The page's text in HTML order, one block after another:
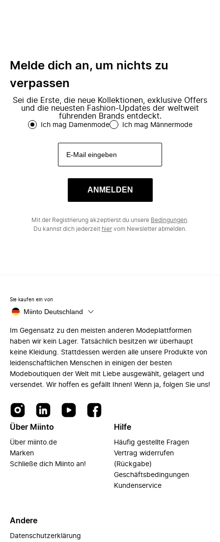
Melde dich an, um nichts zu
verpassen
Sei die Erste, die neue Kollektionen, exklusive Offers
und die neuesten Fashion-Updates der weltweit
führenden Brands entdeckt.
Ich mag Damenmode Ich mag Männermode
ANMELDEN
Mit der Registrierung akzeptierst du unsere Bedingungen
Du kannst dich jederzeit hiervom Newsletter abmelden.
Sie kaufen ein von
Miinto Deutschland
Im Gegensatz zu den meisten anderen Modeplattformen
haben wir kein Lager. Tatsächlich besitzen wir überhaupt
keine Kleidung. Stattdessen werden alle unsere Produkte von
leidenschaftlichen Menschen in einigen der besten
Modeboutiquen der Welt mit Liebe ausgewählt, gelagert und
versendet. Wir hoffen es gefällt Ihnen! Wenn ja, folgen Sie uns!
Über Miinto
Über miinto.de
Marken
Schließe dich Miinto an!
Hilfe
Häufig gestellte Fragen
Vertrag widerrufen
(Rückgabe)
Geschäftsbedingungen
Kundenservice
Andere
Datenschutzerklärung